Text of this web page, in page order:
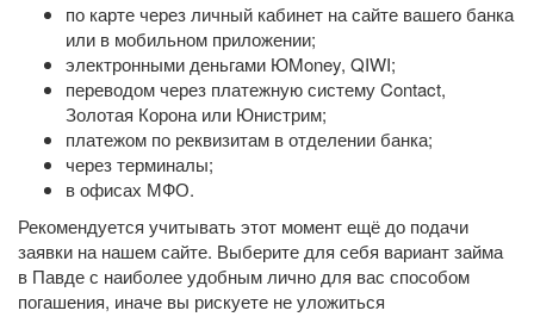
по карте через личный кабинет на сайте вашего банка
или в мобильном приложении;
электронными деньгами ЮMoney, QIWI;
переводом через платежную систему Contact,
Золотая Корона или Юнистрим;
платежом по реквизитам в отделении банка;
через терминалы;
в офисах МФО.
Рекомендуется учитывать этот момент ещё до подачи
заявки на нашем сайте. Выберите для себя вариант займа
в Павде с наиболее удобным лично для вас способом
погашения, иначе вы рискуете не уложиться